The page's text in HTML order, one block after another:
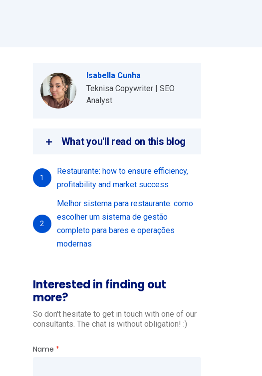
Isabella Cunha
Teknisa Copywriter | SEO
Analyst
What you'll read on this blog
1
Restaurante: how to ensure efficiency,
profitability and market success
2
Melhor sistema para restaurante: como
escolher um sistema de gestão
completo para bares e operações
modernas
Interested in finding out
more?
So don't hesitate to get in touch with one of our
consultants. The chat is without obligation! :)
Name